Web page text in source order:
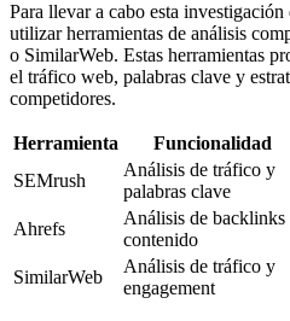
Para llevar a cabo esta
utilizar herramientas de análisis
o SimilarWeb. Estas herramientas
el tráfico web, palabras clave y
competidores.
Herramienta Funcionalidad
SEMrush
Análisis de tráfico y
palabras clave
Ahrefs
Análisis de backlinks
contenido
SimilarWeb
Análisis de tráfico y
engagement